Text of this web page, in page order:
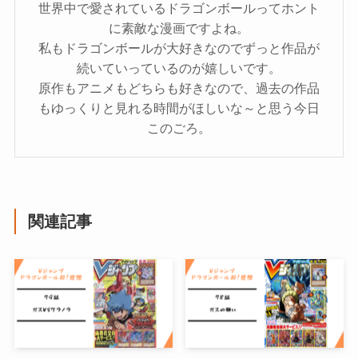
世界中で愛されているドラゴンボールってホント
に素敵な漫画ですよね。
私もドラゴンボールが大好きなのでずっと作品が
続いていっているのが嬉しいです。
原作もアニメもどちらも好きなので、過去の作品
もゆっくりと見れる時間がほしいな～と思う今日
このごろ。
関連記事